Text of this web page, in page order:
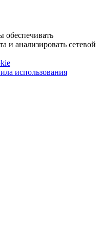
и анализировать сетевой
использования